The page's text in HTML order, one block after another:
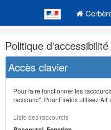
Navigation
et
outils
annexes
Politique d'accessibilité
Accès clavier
Pour faire fonctionner les
raccourci". Pour Firefox utilisez Alt
Liste des raccourcis